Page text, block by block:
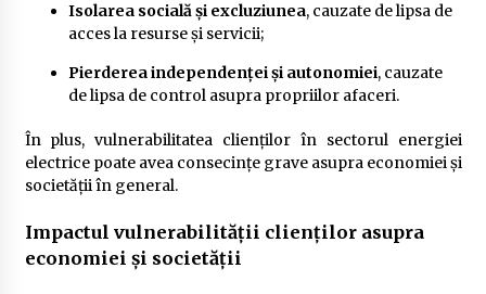
Isolarea socială și excluziunea, cauzate de lipsa de
acces la resurse și servicii;
Pierderea independenței și autonomiei, cauzate
de lipsa de control asupra propriilor afaceri.
În plus, vulnerabilitatea clienților în sectorul energiei
electrice poate avea consecințe grave asupra economiei și
societății în general.
Impactul vulnerabilității clienților asupra
economiei și societății